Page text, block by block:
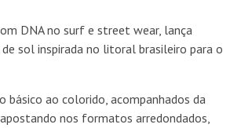
DNA no surf e street wear, lança
sol inspirada no litoral brasileiro para o
básico ao colorido, acompanhados da
nos formatos arredondados,